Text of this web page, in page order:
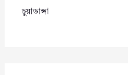
চুয়াডাঙ্গা